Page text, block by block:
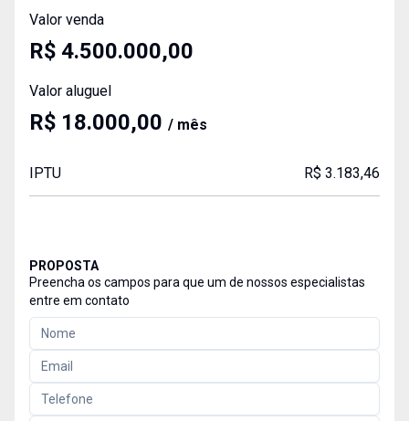
Valor venda
R$ 4.500.000,00
Valor aluguel
R$ 18.000,00 / mês
IPTU R$ 3.183,46
PROPOSTA
Preencha os campos para que um de nossos especialistas
entre em contato